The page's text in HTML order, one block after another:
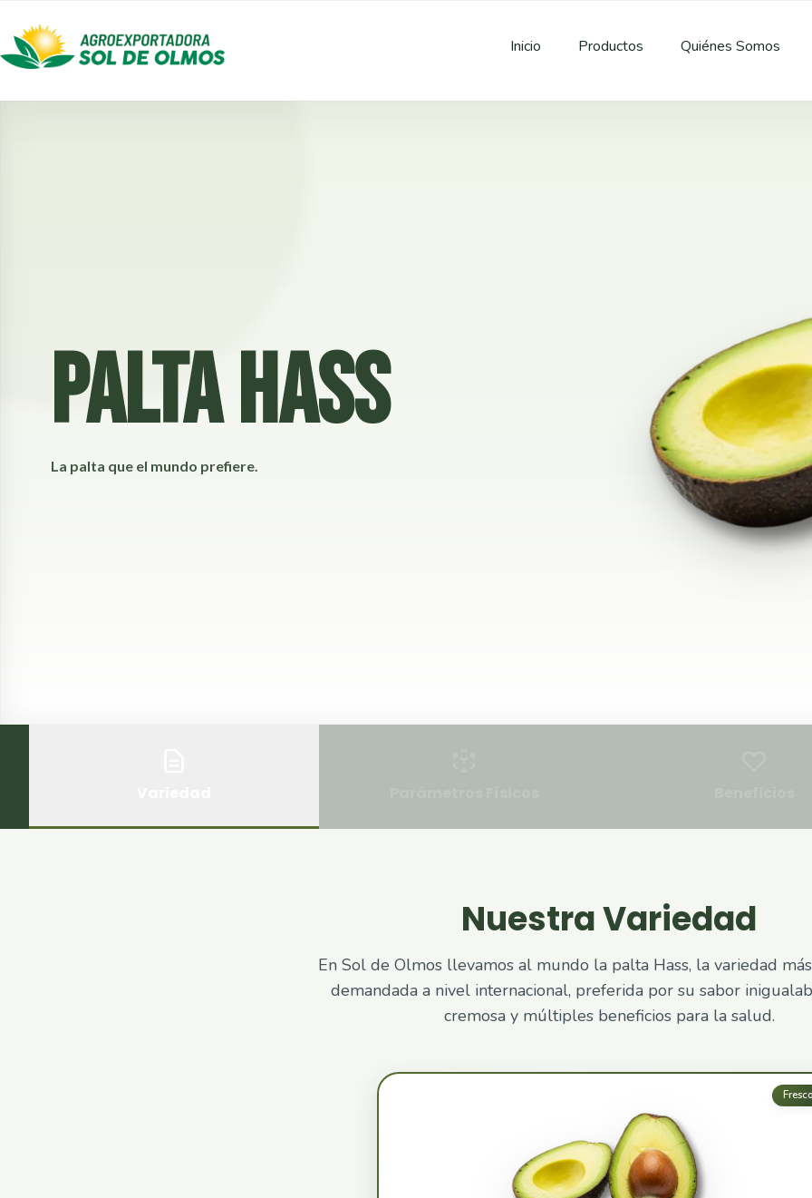
Inicio Productos Quiénes Somos
PALTA HASS
La palta que el mundo prefiere.
Nuestra Variedad
En Sol de Olmos llevamos al mundo la palta Hass, la variedad
demandada a nivel internacional, preferida por su sabor
cremosa y múltiples beneficios para la salud.